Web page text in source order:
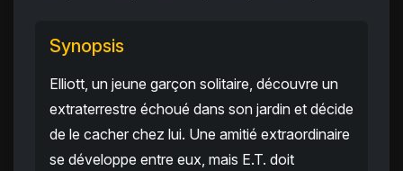
Synopsis
Elliott, un jeune garçon solitaire, découvre un
extraterrestre échoué dans son jardin et décide
de le cacher chez lui. Une amitié extraordinaire
se développe entre eux, mais E.T. doit